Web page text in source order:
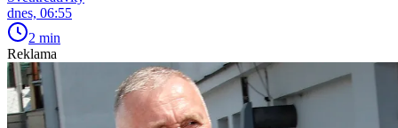
dnes, 06:55
2 min
Reklama